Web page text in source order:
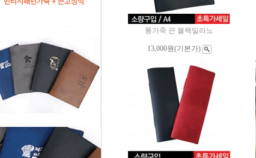
통가죽 끈 블랙밀라노
13,000원(기본가)